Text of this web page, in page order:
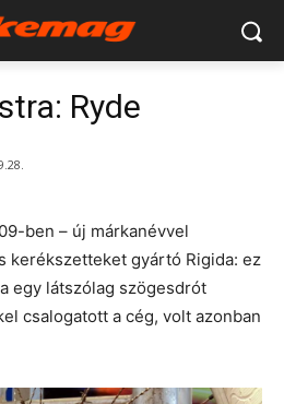
Ryde
ben – új márkanévvel
kerékszetteket gyártó Rigida: ez
egy látszólag szögesdrót
csalogatott a cég, volt azonban